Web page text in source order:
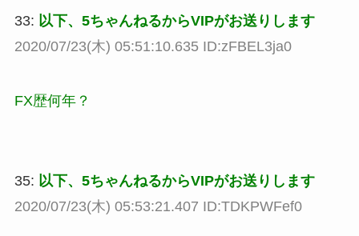
33: 以下、5ちゃんねるからVIPがお送りします
2020/07/23(木) 05:51:10.635 ID:zFBEL3ja0
FX歴何年？
35: 以下、5ちゃんねるからVIPがお送りします
2020/07/23(木) 05:53:21.407 ID:TDKPWFef0